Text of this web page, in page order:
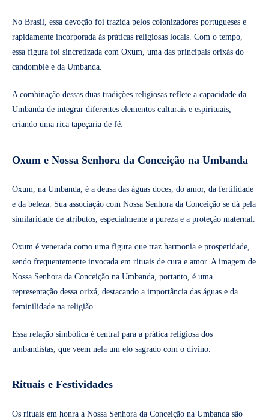
No Brasil, essa devoção foi trazida pelos colonizadores portugueses e
rapidamente incorporada às práticas religiosas locais. Com o tempo,
essa figura foi sincretizada com Oxum, uma das principais orixás do
candomblé e da Umbanda.
A combinação dessas duas tradições religiosas reflete a capacidade da
Umbanda de integrar diferentes elementos culturais e espirituais,
criando uma rica tapeçaria de fé.
Oxum e Nossa Senhora da Conceição na Umbanda
Oxum, na Umbanda, é a deusa das águas doces, do amor, da fertilidade
e da beleza. Sua associação com Nossa Senhora da Conceição se dá pela
similaridade de atributos, especialmente a pureza e a proteção maternal.
Oxum é venerada como uma figura que traz harmonia e prosperidade,
sendo frequentemente invocada em rituais de cura e amor. A imagem de
Nossa Senhora da Conceição na Umbanda, portanto, é uma
representação dessa orixá, destacando a importância das águas e da
feminilidade na religião.
Essa relação simbólica é central para a prática religiosa dos
umbandistas, que veem nela um elo sagrado com o divino.
Rituais e Festividades
Os rituais em honra a Nossa Senhora da Conceição na Umbanda são